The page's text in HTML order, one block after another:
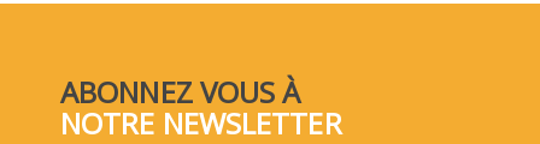
ABONNEZ VOUS À
NOTRE NEWSLETTER